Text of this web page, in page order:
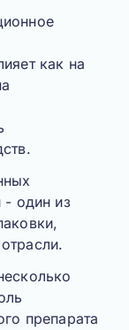
как на
- один из
препарата